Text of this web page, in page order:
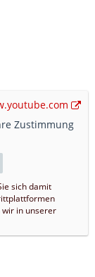
Zustimmung
sich damit
in unserer